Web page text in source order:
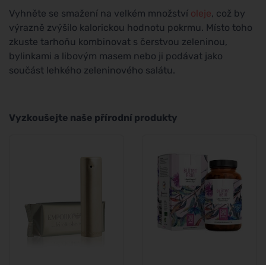
Vyhněte se smažení na velkém množství oleje, což by
výrazně zvýšilo kalorickou hodnotu pokrmu. Místo toho
zkuste tarhoňu kombinovat s čerstvou zeleninou,
bylinkami a libovým masem nebo ji podávat jako
součást lehkého zeleninového salátu.
Vyzkoušejte naše přírodní produkty